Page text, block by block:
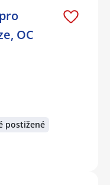
OC
postižené